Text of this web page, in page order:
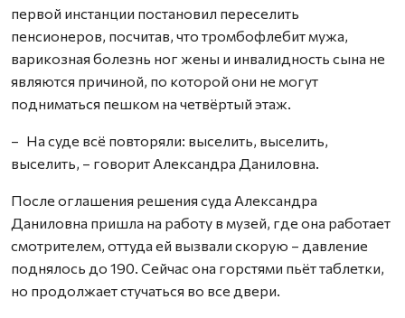
первой инстанции постановил переселить
пенсионеров, посчитав, что тромбофлебит мужа,
варикозная болезнь ног жены и инвалидность сына не
являются причиной, по которой они не могут
подниматься пешком на четвёртый этаж.
– На суде всё повторяли: выселить, выселить,
выселить, – говорит Александра Даниловна.
После оглашения решения суда Александра
Даниловна пришла на работу в музей, где она работает
смотрителем, оттуда ей вызвали скорую – давление
поднялось до 190. Сейчас она горстями пьёт таблетки,
но продолжает стучаться во все двери.